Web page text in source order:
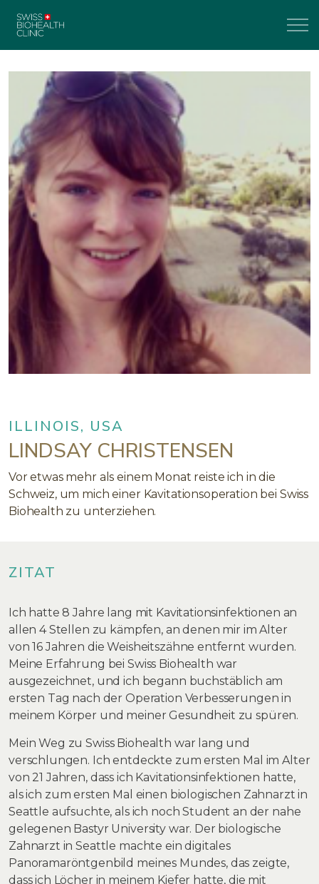
ILLINOIS, USA
LINDSAY CHRISTENSEN
Vor etwas mehr als einem Monat reiste ich in die
Schweiz, um mich einer Kavitationsoperation bei Swiss
Biohealth zu unterziehen.
ZITAT
Ich hatte 8 Jahre lang mit Kavitationsinfektionen an
allen 4 Stellen zu kämpfen, an denen mir im Alter
von 16 Jahren die Weisheitszähne entfernt wurden.
Meine Erfahrung bei Swiss Biohealth war
ausgezeichnet, und ich begann buchstäblich am
ersten Tag nach der Operation Verbesserungen in
meinem Körper und meiner Gesundheit zu spüren.
Mein Weg zu Swiss Biohealth war lang und
verschlungen. Ich entdeckte zum ersten Mal im Alter
von 21 Jahren, dass ich Kavitationsinfektionen hatte,
als ich zum ersten Mal einen biologischen Zahnarzt in
Seattle aufsuchte, als ich noch Student an der nahe
gelegenen Bastyr University war. Der biologische
Zahnarzt in Seattle machte ein digitales
Panoramaröntgenbild meines Mundes, das zeigte,
dass ich Löcher in meinem Kiefer hatte, die mit